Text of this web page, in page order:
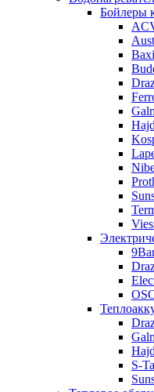
Бойлеры
Baxi
S-